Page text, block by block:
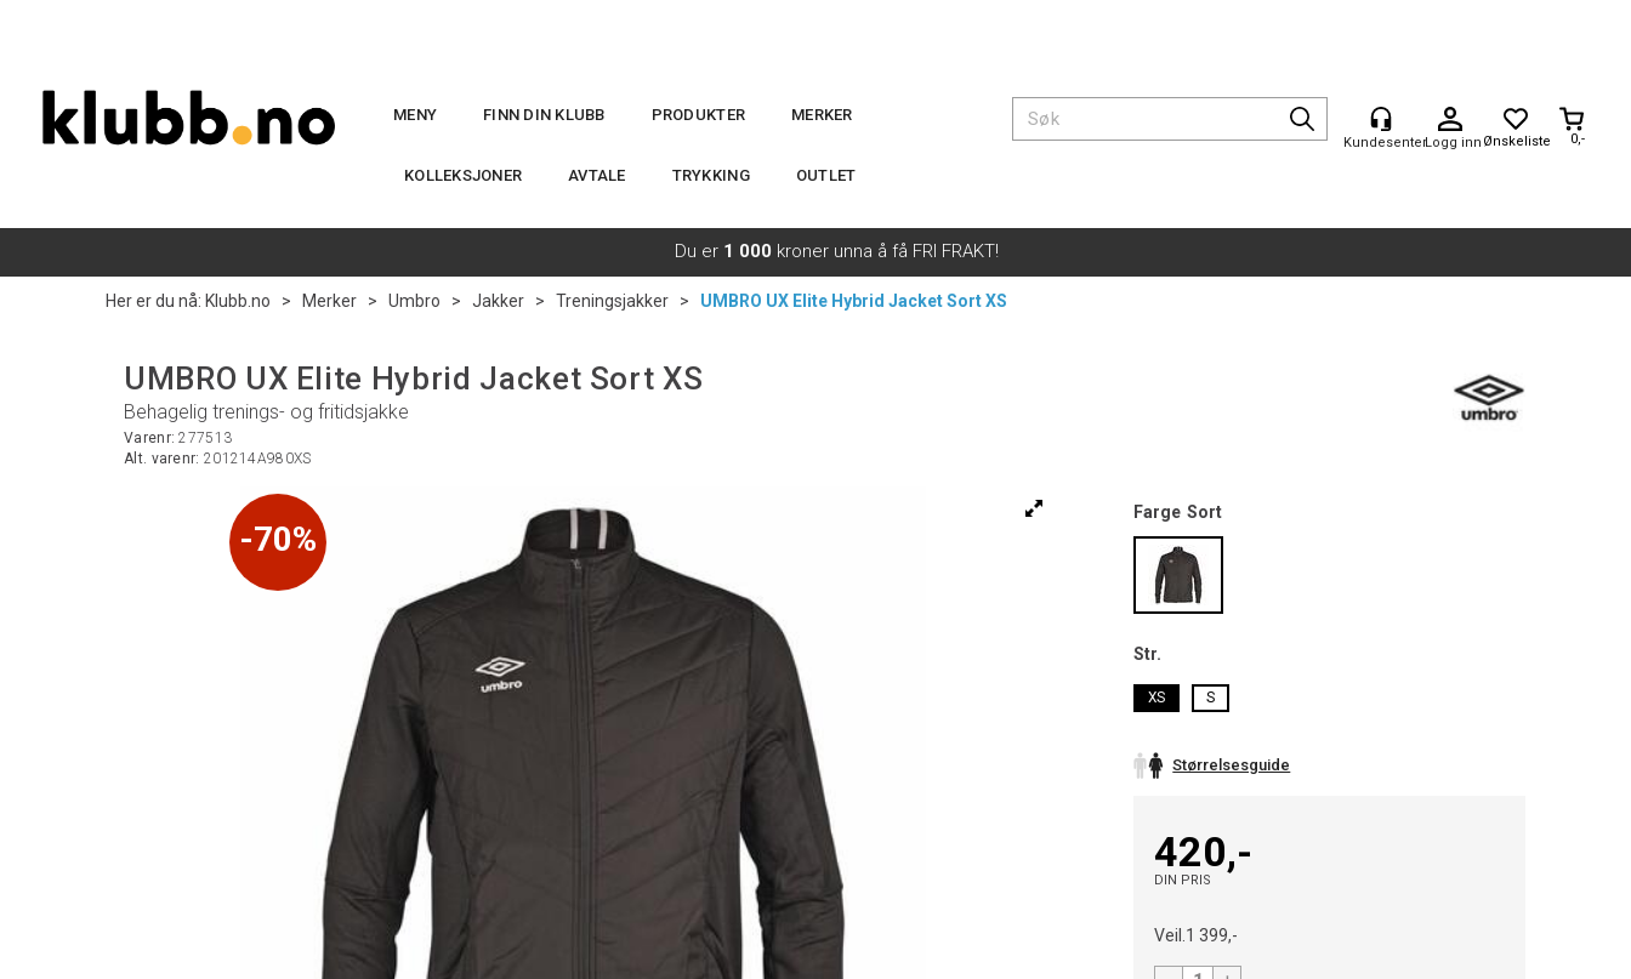
Logg inn 0,-
MENY FINN DIN KLUBB PRODUKTER MERKER
KOLLEKSJONER AVTALE TRYKKING OUTLET
Du er 1 000 kroner unna å få FRI FRAKT!
Her er du nå: Klubb.no > Merker > Umbro > Jakker > Treningsjakker > UMBRO UX Elite Hybrid Jacket Sort XS
UMBRO UX Elite Hybrid Jacket Sort XS
Behagelig trenings- og fritidsjakke
Varenr:277513
Alt. varenr: 201214A980XS
70%
Farge Sort
Str.
XS S
Størrelsesguide
420,-
DIN PRIS
Veil. 1 399,-